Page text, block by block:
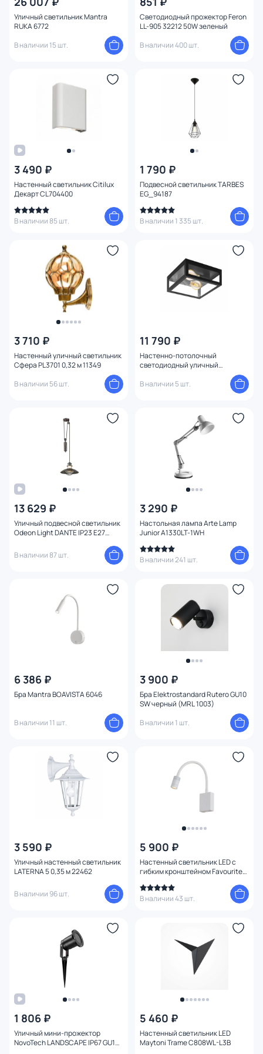
Уличный светильник Mantra
RUKA 6772
В наличии 15 шт.
Светодиодный прожектор Feron
LL-905 32212 50W зеленый
В наличии 400 шт.
3 490 ₽
Настенный светильник Citilux
Декарт CL704400
В наличии 85 шт.
1 790 ₽
Подвесной светильник TARBES
EG_94187
В наличии 1 335 шт.
3 710 ₽
Настенный уличный светильник
Сфера PL3701 0,32 м 11349
В наличии 56 шт.
11 790 ₽
Настенно-потолочный
светодиодный уличный
светильник ALAMONTE 1 94832
В наличии 5 шт.
13 629 ₽
Уличный подвесной светильник
Odeon Light DANTE IP23 E27
В наличии 87 шт.
3 290 ₽
Настольная лампа Arte Lamp
Junior A1330LT-1WH
В наличии 241 шт.
6 386 ₽
Бра Mantra BOAVISTA 6046
В наличии 11 шт.
3 900 ₽
Бра Elektrostandard Rutero GU10
SW черный (MRL 1003)
В наличии 1 шт.
3 590 ₽
Уличный настенный светильник
LATERNA 5 0,35 м 22462
В наличии 96 шт.
5 900 ₽
Настенный светильник LED с
гибким кронштейном Favourite
В наличии 43 шт.
1 806 ₽
Уличный мини-прожектор
NovoTech LANDSCAPE IP67 GU10
5 460 ₽
Настенный светильник LED
Maytoni Trame C808WL-L3B